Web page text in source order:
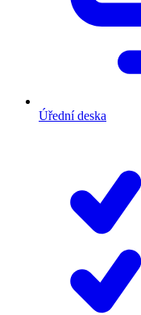
Úřední deska